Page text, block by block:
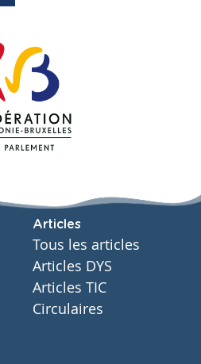
Articles
Tous les articles
Articles DYS
Articles TIC
Circulaires